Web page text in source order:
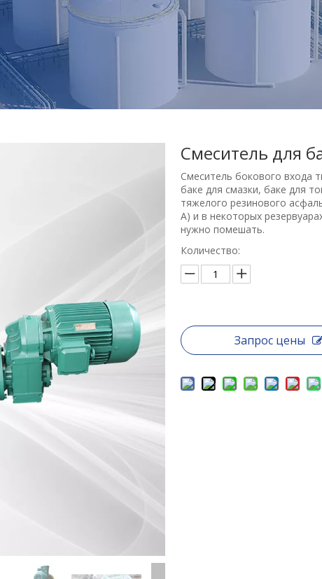
Смеситель для
Смеситель бокового входа
баке для смазки, баке для
тяжелого резинового
А) и в некоторых
нужно помешать.
Количество:
Запрос цены